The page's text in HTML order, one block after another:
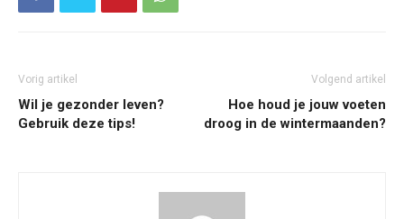
Vorig artikel
Wil je gezonder leven?
Gebruik deze tips!
Volgend artikel
Hoe houd je jouw voeten
droog in de wintermaanden?